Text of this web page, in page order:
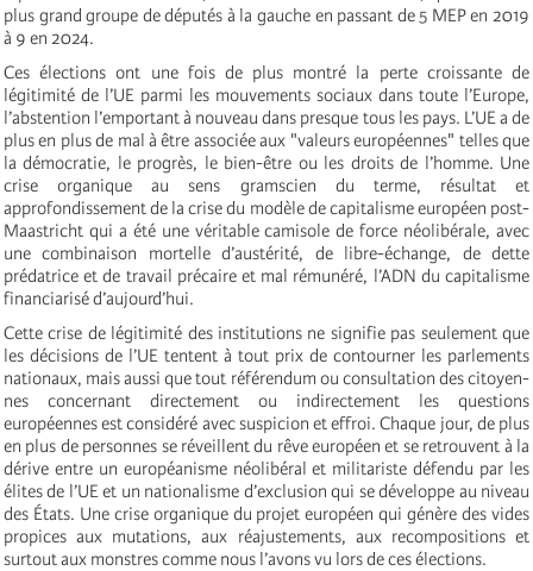
plus grand groupe de députés à la gauche en passant de 5 MEP en 2019
à 9 en 2024.
Ces élections ont une fois de plus montré la perte croissante de
légitimité de l’UE parmi les mouvements sociaux dans toute l’Europe,
l’abstention l’emportant à nouveau dans presque tous les pays. L’UE a de
plus en plus de mal à être associée aux "valeurs européennes" telles que
la démocratie, le progrès, le bien-être ou les droits de l’homme. Une
crise organique au sens gramscien du terme, résultat et
approfondissement de la crise du modèle de capitalisme européen post-
Maastricht qui a été une véritable camisole de force néolibérale, avec
une combinaison mortelle d’austérité, de libre-échange, de dette
prédatrice et de travail précaire et mal rémunéré, l’ADN du capitalisme
financiarisé d’aujourd’hui.
Cette crise de légitimité des institutions ne signifie pas seulement que
les décisions de l’UE tentent à tout prix de contourner les parlements
nationaux, mais aussi que tout référendum ou consultation des citoyen-
nes concernant directement ou indirectement les questions
européennes est considéré avec suspicion et effroi. Chaque jour, de plus
en plus de personnes se réveillent du rêve européen et se retrouvent à la
dérive entre un européanisme néolibéral et militariste défendu par les
élites de l’UE et un nationalisme d’exclusion qui se développe au niveau
des États. Une crise organique du projet européen qui génère des vides
propices aux mutations, aux réajustements, aux recompositions et
surtout aux monstres comme nous l’avons vu lors de ces élections.